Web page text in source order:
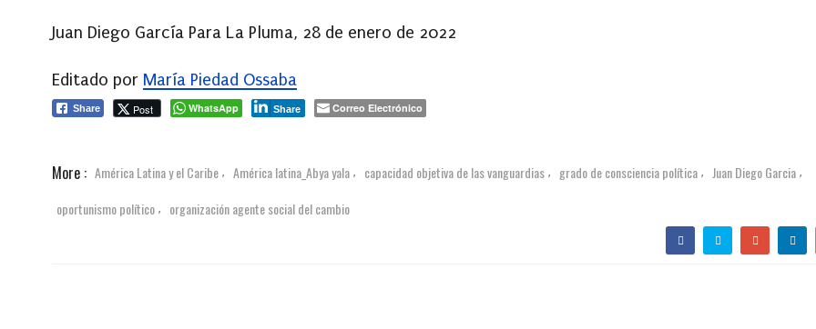
Juan Diego García Para La Pluma, 28 de enero de 2022
Editado por María Piedad Ossaba
Share Post WhatsApp Share Correo Electrónico
More : América Latina y el Caribe , América latina_Abya yala , capacidad objetiva de las vanguardias , grado de consciencia política , Juan Diego Garcia ,
oportunismo político , organización agente social del cambio